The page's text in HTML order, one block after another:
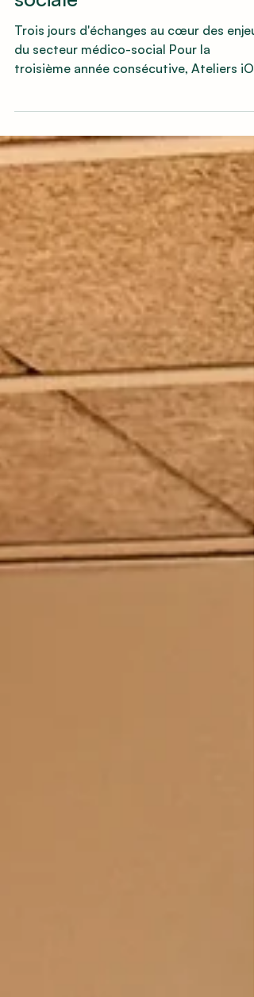
architecture médico-
sociale
Trois jours d'échanges au cœur des
troisième année consécutive, Ateliers iO
qu'exposant au Congrès de l'Unapei,
événement national incontournable
réunissant les associations, gestionnaires
et professionnels engagés dans
l'accompagnement des personnes en
situation de handicap. Cette édition
a débuté à Bordeaux par la visite de
de Blanquefort, avant de se poursuivre
deux journées de salon pa